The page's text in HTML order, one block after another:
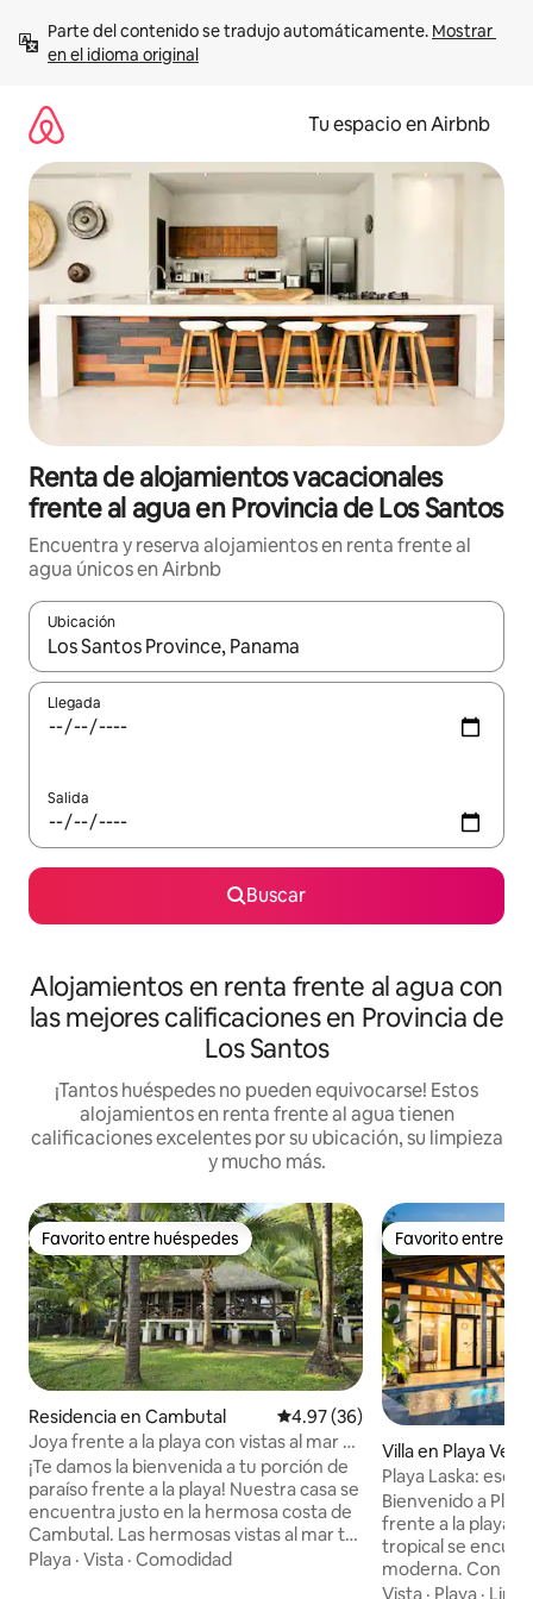
contenido
Parte del contenido se tradujo automáticamente. Mostrar
en el idioma original
Tu espacio en Airbnb
Renta de alojamientos vacacionales
frente al agua en Provincia de Los Santos
Encuentra y reserva alojamientos en renta frente al
agua únicos en Airbnb
Ubicación
Cuando los resultados estén disponibles, podrás navegar
Llegada
Salida
Buscar
Alojamientos en renta frente al agua con
las mejores calificaciones en Provincia de
Los Santos
¡Tantos huéspedes no pueden equivocarse! Estos
alojamientos en renta frente al agua tienen
calificaciones excelentes por su ubicación, su limpieza
y mucho más.
Favorito entre huéspedes
Favorito entre huéspedes
Residencia en Cambutal Calificación promedio: 4.97 de
4.97 (36)
Joya frente a la playa con vistas al mar y
acceso privilegiado al surf
¡Te damos la bienvenida a tu porción de
paraíso frente a la playa! Nuestra casa se
encuentra justo en la hermosa costa de
Cambutal. Las hermosas vistas al mar te
dan la bienvenida desde todas las
Playa · Vista · Comodidad
Favorito entre
Favorito entre
Villa en Playa
Playa Laska:
piscina infinita
Bienvenido a
frente a la playa
tropical se
moderna. Con
bellamente
Vista · Playa ·